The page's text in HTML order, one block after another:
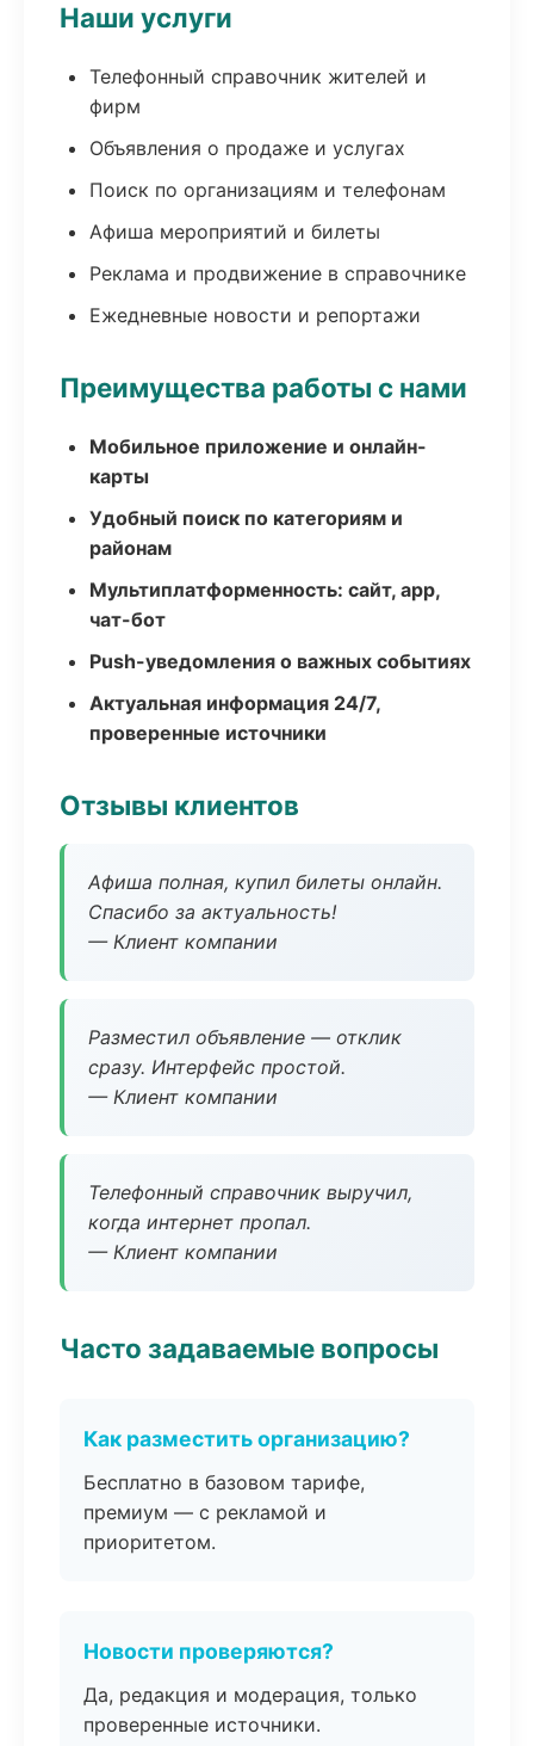
Наши услуги
Телефонный справочник жителей и
фирм
Объявления о продаже и услугах
Поиск по организациям и телефонам
Афиша мероприятий и билеты
Реклама и продвижение в справочнике
Ежедневные новости и репортажи
Преимущества работы с нами
Мобильное приложение и онлайн-
карты
Удобный поиск по категориям и
районам
Мультиплатформенность: сайт, app,
чат-бот
Push-уведомления о важных событиях
Актуальная информация 24/7,
проверенные источники
Отзывы клиентов
Афиша полная, купил билеты онлайн.
Спасибо за актуальность!
— Клиент компании
Разместил объявление — отклик
сразу. Интерфейс простой.
— Клиент компании
Телефонный справочник выручил,
когда интернет пропал.
— Клиент компании
Часто задаваемые вопросы
Как разместить организацию?
Бесплатно в базовом тарифе,
премиум — с рекламой и
приоритетом.
Новости проверяются?
Да, редакция и модерация, только
проверенные источники.